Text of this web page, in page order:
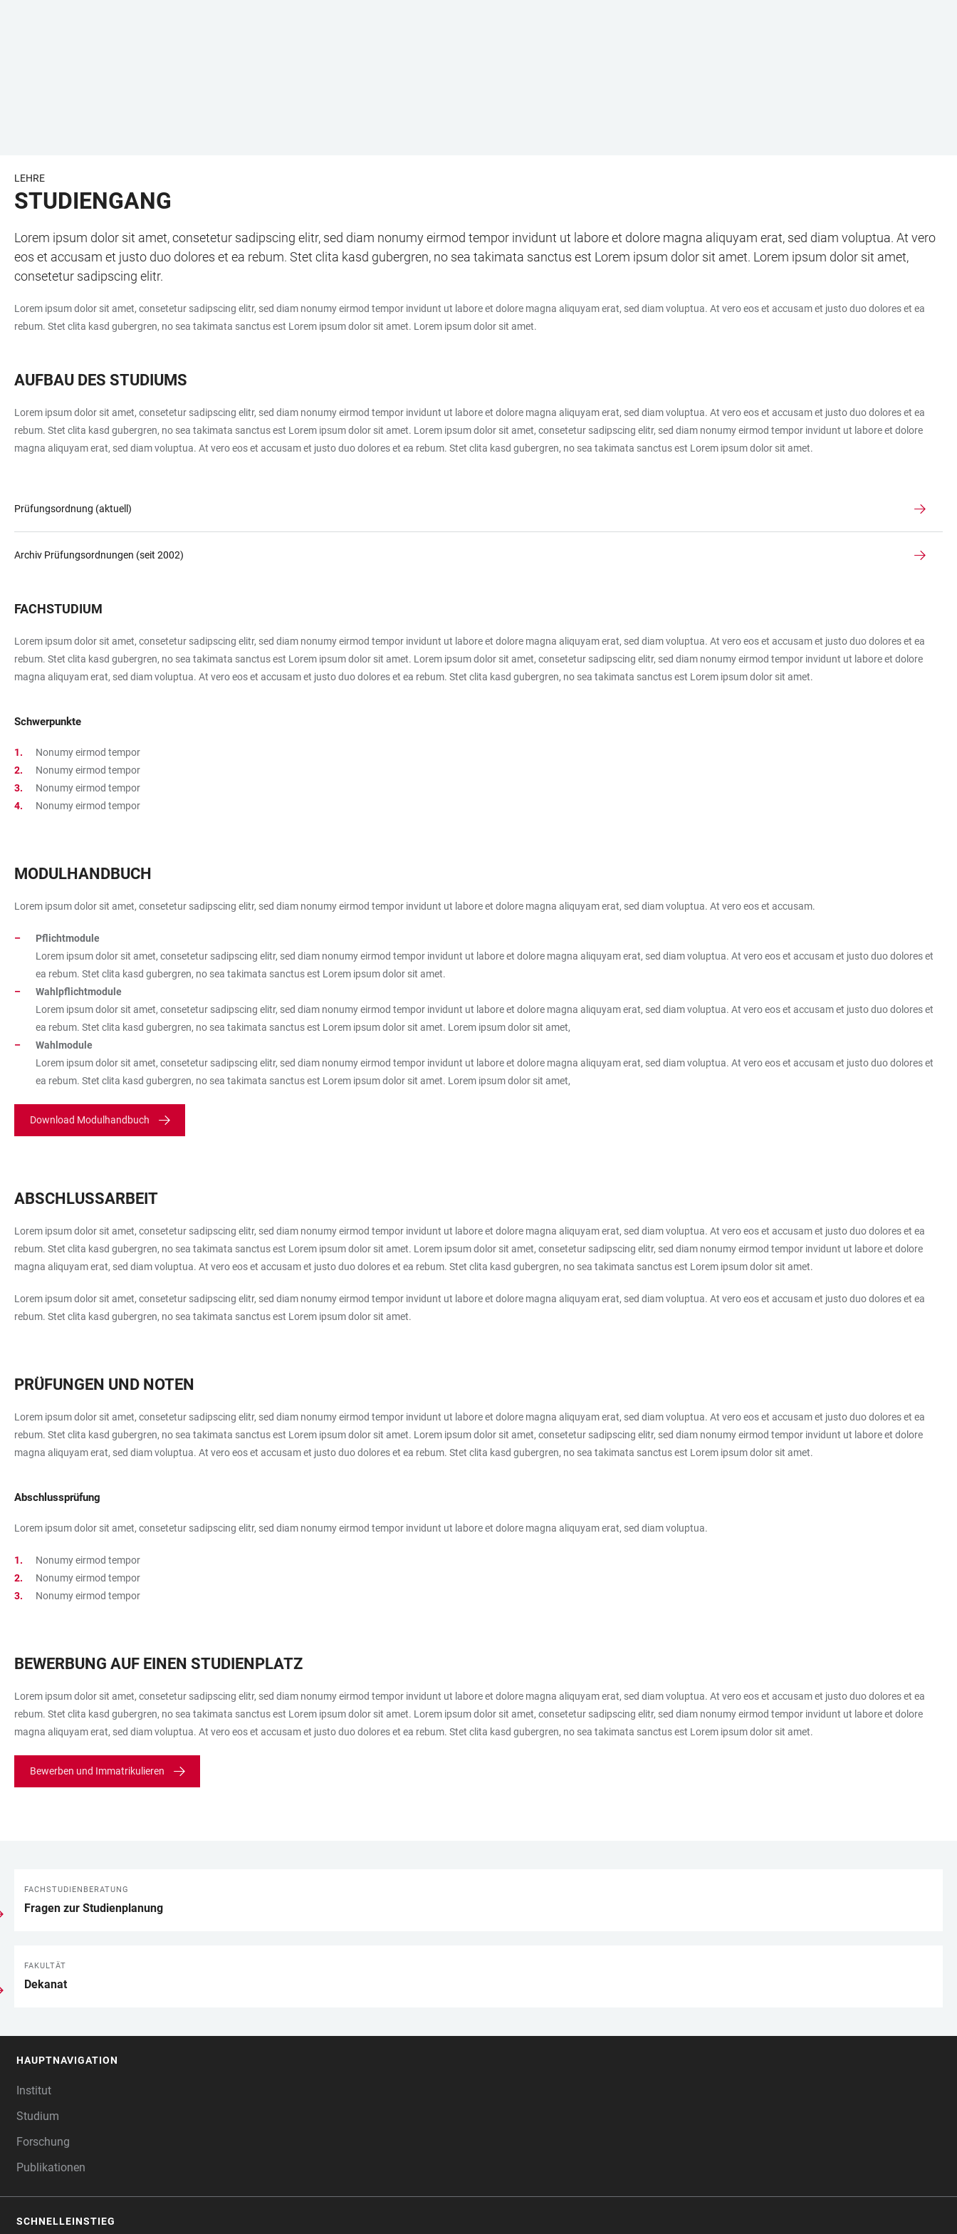
LEHRE
STUDIENGANG
Lorem ipsum dolor sit amet, consetetur sadipscing elitr, sed diam nonumy eirmod tempor invidunt ut labore et dolore magna aliquyam erat, sed diam voluptua. At vero
eos et accusam et justo duo dolores et ea rebum. Stet clita kasd gubergren, no sea takimata sanctus est Lorem ipsum dolor sit amet. Lorem ipsum dolor sit amet,
consetetur sadipscing elitr.
Lorem ipsum dolor sit amet, consetetur sadipscing elitr, sed diam nonumy eirmod tempor invidunt ut labore et dolore magna aliquyam erat, sed diam voluptua. At vero eos et accusam et justo duo dolores et ea
rebum. Stet clita kasd gubergren, no sea takimata sanctus est Lorem ipsum dolor sit amet. Lorem ipsum dolor sit amet.
AUFBAU DES STUDIUMS
Lorem ipsum dolor sit amet, consetetur sadipscing elitr, sed diam nonumy eirmod tempor invidunt ut labore et dolore magna aliquyam erat, sed diam voluptua. At vero eos et accusam et justo duo dolores et ea
rebum. Stet clita kasd gubergren, no sea takimata sanctus est Lorem ipsum dolor sit amet. Lorem ipsum dolor sit amet, consetetur sadipscing elitr, sed diam nonumy eirmod tempor invidunt ut labore et dolore
magna aliquyam erat, sed diam voluptua. At vero eos et accusam et justo duo dolores et ea rebum. Stet clita kasd gubergren, no sea takimata sanctus est Lorem ipsum dolor sit amet.
Prüfungsordnung (aktuell)
Archiv Prüfungsordnungen (seit 2002)
FACHSTUDIUM
Lorem ipsum dolor sit amet, consetetur sadipscing elitr, sed diam nonumy eirmod tempor invidunt ut labore et dolore magna aliquyam erat, sed diam voluptua. At vero eos et accusam et justo duo dolores et ea
rebum. Stet clita kasd gubergren, no sea takimata sanctus est Lorem ipsum dolor sit amet. Lorem ipsum dolor sit amet, consetetur sadipscing elitr, sed diam nonumy eirmod tempor invidunt ut labore et dolore
magna aliquyam erat, sed diam voluptua. At vero eos et accusam et justo duo dolores et ea rebum. Stet clita kasd gubergren, no sea takimata sanctus est Lorem ipsum dolor sit amet.
Schwerpunkte
Nonumy eirmod tempor
Nonumy eirmod tempor
Nonumy eirmod tempor
Nonumy eirmod tempor
MODULHANDBUCH
Lorem ipsum dolor sit amet, consetetur sadipscing elitr, sed diam nonumy eirmod tempor invidunt ut labore et dolore magna aliquyam erat, sed diam voluptua. At vero eos et accusam.
Pflichtmodule
Lorem ipsum dolor sit amet, consetetur sadipscing elitr, sed diam nonumy eirmod tempor invidunt ut labore et dolore magna aliquyam erat, sed diam voluptua. At vero eos et accusam et justo duo dolores et
ea rebum. Stet clita kasd gubergren, no sea takimata sanctus est Lorem ipsum dolor sit amet.
Wahlpflichtmodule
Lorem ipsum dolor sit amet, consetetur sadipscing elitr, sed diam nonumy eirmod tempor invidunt ut labore et dolore magna aliquyam erat, sed diam voluptua. At vero eos et accusam et justo duo dolores et
ea rebum. Stet clita kasd gubergren, no sea takimata sanctus est Lorem ipsum dolor sit amet. Lorem ipsum dolor sit amet,
Wahlmodule
Lorem ipsum dolor sit amet, consetetur sadipscing elitr, sed diam nonumy eirmod tempor invidunt ut labore et dolore magna aliquyam erat, sed diam voluptua. At vero eos et accusam et justo duo dolores et
ea rebum. Stet clita kasd gubergren, no sea takimata sanctus est Lorem ipsum dolor sit amet. Lorem ipsum dolor sit amet,
Download Modulhandbuch
ABSCHLUSSARBEIT
Lorem ipsum dolor sit amet, consetetur sadipscing elitr, sed diam nonumy eirmod tempor invidunt ut labore et dolore magna aliquyam erat, sed diam voluptua. At vero eos et accusam et justo duo dolores et ea
rebum. Stet clita kasd gubergren, no sea takimata sanctus est Lorem ipsum dolor sit amet. Lorem ipsum dolor sit amet, consetetur sadipscing elitr, sed diam nonumy eirmod tempor invidunt ut labore et dolore
magna aliquyam erat, sed diam voluptua. At vero eos et accusam et justo duo dolores et ea rebum. Stet clita kasd gubergren, no sea takimata sanctus est Lorem ipsum dolor sit amet.
Lorem ipsum dolor sit amet, consetetur sadipscing elitr, sed diam nonumy eirmod tempor invidunt ut labore et dolore magna aliquyam erat, sed diam voluptua. At vero eos et accusam et justo duo dolores et ea
rebum. Stet clita kasd gubergren, no sea takimata sanctus est Lorem ipsum dolor sit amet.
PRÜFUNGEN UND NOTEN
Lorem ipsum dolor sit amet, consetetur sadipscing elitr, sed diam nonumy eirmod tempor invidunt ut labore et dolore magna aliquyam erat, sed diam voluptua. At vero eos et accusam et justo duo dolores et ea
rebum. Stet clita kasd gubergren, no sea takimata sanctus est Lorem ipsum dolor sit amet. Lorem ipsum dolor sit amet, consetetur sadipscing elitr, sed diam nonumy eirmod tempor invidunt ut labore et dolore
magna aliquyam erat, sed diam voluptua. At vero eos et accusam et justo duo dolores et ea rebum. Stet clita kasd gubergren, no sea takimata sanctus est Lorem ipsum dolor sit amet.
Abschlussprüfung
Lorem ipsum dolor sit amet, consetetur sadipscing elitr, sed diam nonumy eirmod tempor invidunt ut labore et dolore magna aliquyam erat, sed diam voluptua.
Nonumy eirmod tempor
Nonumy eirmod tempor
Nonumy eirmod tempor
BEWERBUNG AUF EINEN STUDIENPLATZ
Lorem ipsum dolor sit amet, consetetur sadipscing elitr, sed diam nonumy eirmod tempor invidunt ut labore et dolore magna aliquyam erat, sed diam voluptua. At vero eos et accusam et justo duo dolores et ea
rebum. Stet clita kasd gubergren, no sea takimata sanctus est Lorem ipsum dolor sit amet. Lorem ipsum dolor sit amet, consetetur sadipscing elitr, sed diam nonumy eirmod tempor invidunt ut labore et dolore
magna aliquyam erat, sed diam voluptua. At vero eos et accusam et justo duo dolores et ea rebum. Stet clita kasd gubergren, no sea takimata sanctus est Lorem ipsum dolor sit amet.
Bewerben und Immatrikulieren
LINKS
FACHSTUDIENBERATUNG
Fragen zur Studienplanung
FAKULTÄT
Dekanat
HAUPTNAVIGATION
Institut
Studium
Forschung
Publikationen
SCHNELLEINSTIEG